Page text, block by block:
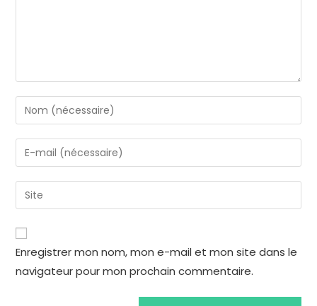
Enregistrer mon nom, mon e-mail et mon site dans le
navigateur pour mon prochain commentaire.